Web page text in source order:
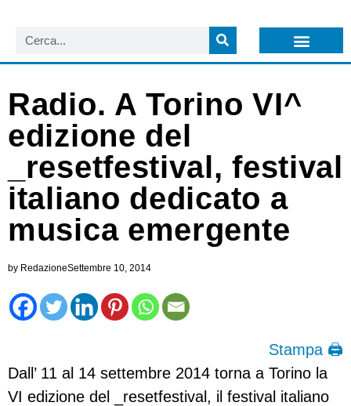
Radio. A Torino VI^
edizione del
_resetfestival, festival
italiano dedicato a
musica emergente
by RedazioneSettembre 10, 2014
Stampa 🖨
Dall’ 11 al 14 settembre 2014 torna a Torino la
VI edizione del _resetfestival, il festival italiano